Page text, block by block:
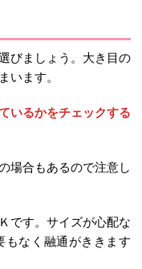
びましょう。大き目の
います。
いるかをチェックする
場合もあるので注意し
です。サイズが心配な
もなく融通がききます